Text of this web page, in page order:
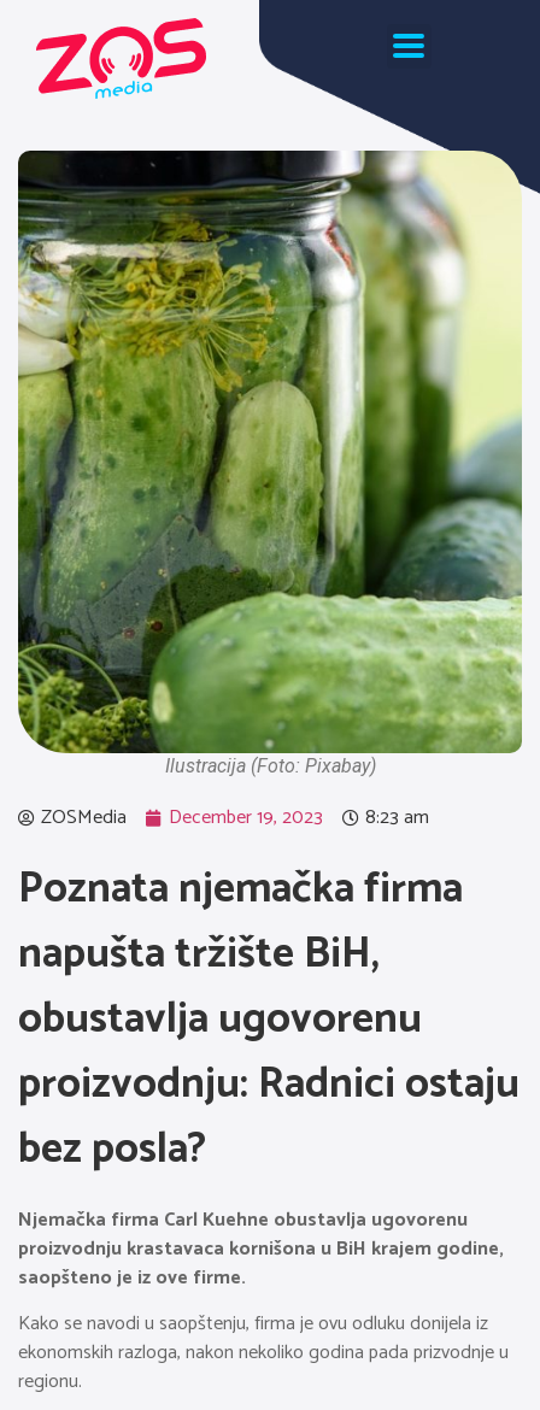
Ilustracija (Foto: Pixabay)
ZOSMedia December 19, 2023 8:23 am
Poznata njemačka firma
napušta tržište BiH,
obustavlja ugovorenu
proizvodnju: Radnici ostaju
bez posla?
Njemačka firma Carl Kuehne obustavlja ugovorenu
proizvodnju krastavaca kornišona u BiH krajem godine,
saopšteno je iz ove firme.
Kako se navodi u saopštenju, firma je ovu odluku donijela iz
ekonomskih razloga, nakon nekoliko godina pada prizvodnje u
regionu.